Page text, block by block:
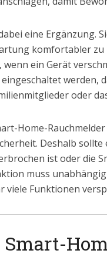
eine Ergänzung.
komfortabler
ein Gerät
werden,
oder
Home-
Deshalb
ist oder die
muss
viele Funktionen